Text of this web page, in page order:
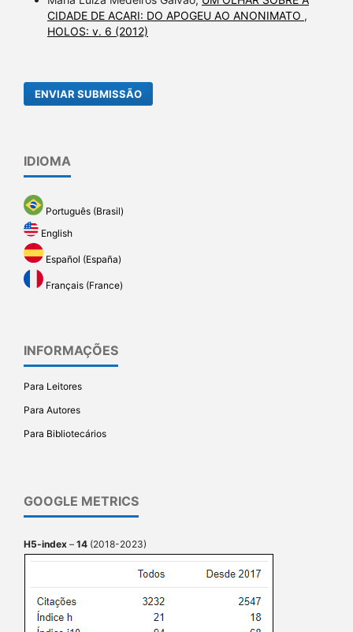
CIDADE DE ACARI: DO APOGEU AO ANONIMATO ,
HOLOS: v. 6 (2012)
ENVIAR SUBMISSÃO
IDIOMA
Português (Brasil)
English
Español (España)
Français (France)
INFORMAÇÕES
Para Leitores
Para Autores
Para Bibliotecários
GOOGLE METRICS
H5-index – 14 (2018-2023)